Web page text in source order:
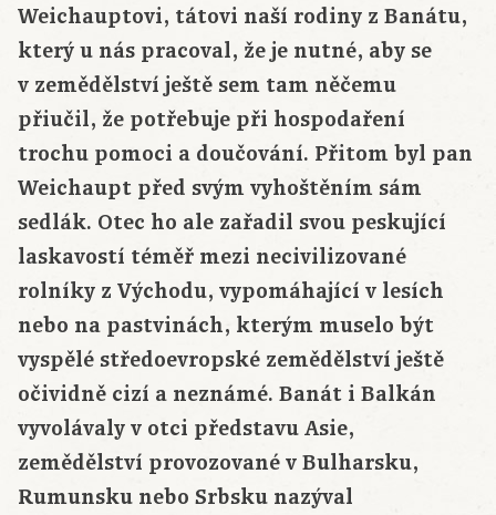
Weichauptovi, tátovi naší rodiny z Banátu,
který u nás pracoval, že je nutné, aby se
v zemědělství ještě sem tam něčemu
přiučil, že potřebuje při hospodaření
trochu pomoci a doučování. Přitom byl pan
Weichaupt před svým vyhoštěním sám
sedlák. Otec ho ale zařadil svou peskující
laskavostí téměř mezi necivilizované
rolníky z Východu, vypomáhající v lesích
nebo na pastvinách, kterým muselo být
vyspělé středoevropské zemědělství ještě
očividně cizí a neznámé. Banát i Balkán
vyvolávaly v otci představu Asie,
zemědělství provozované v Bulharsku,
Rumunsku nebo Srbsku nazýval